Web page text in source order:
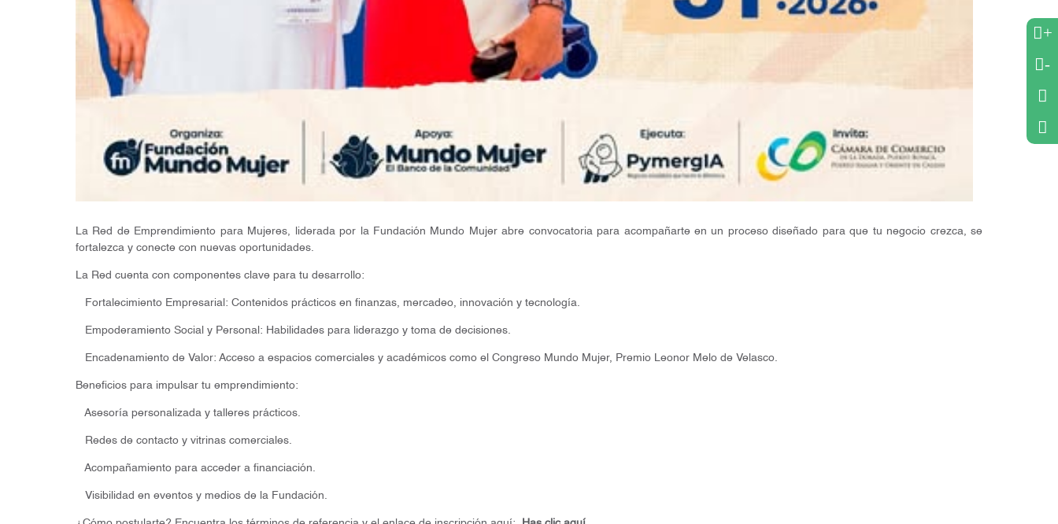
La Red de Emprendimiento para Mujeres, liderada por la Fundación Mundo Mujer abre convocatoria para acompañarte en un proceso diseñado para que tu negocio crezca, se
fortalezca y conecte con nuevas oportunidades.
La Red cuenta con componentes clave para tu desarrollo:
Fortalecimiento Empresarial: Contenidos prácticos en finanzas, mercadeo, innovación y tecnología.
Empoderamiento Social y Personal: Habilidades para liderazgo y toma de decisiones.
Encadenamiento de Valor: Acceso a espacios comerciales y académicos como el Congreso Mundo Mujer, Premio Leonor Melo de Velasco.
Beneficios para impulsar tu emprendimiento:
Asesoría personalizada y talleres prácticos.
Redes de contacto y vitrinas comerciales.
Acompañamiento para acceder a financiación.
Visibilidad en eventos y medios de la Fundación.
+
-